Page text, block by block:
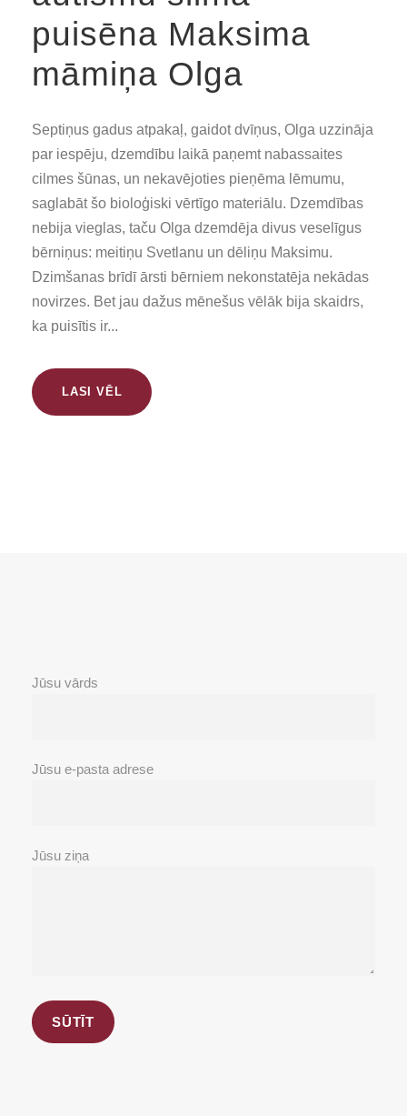
puisēna Maksima
māmiņa Olga
Septiņus gadus atpakaļ, gaidot dvīņus, Olga uzzināja
par iespēju, dzemdību laikā paņemt nabassaites
cilmes šūnas, un nekavējoties pieņēma lēmumu,
saglabāt šo bioloģiski vērtīgo materiālu. Dzemdības
nebija vieglas, taču Olga dzemdēja divus veselīgus
bērniņus: meitiņu Svetlanu un dēliņu Maksimu.
Dzimšanas brīdī ārsti bērniem nekonstatēja nekādas
novirzes. Bet jau dažus mēnešus vēlāk bija skaidrs,
ka puisītis ir...
LASI VĒL
Jūsu vārds
Jūsu e-pasta adrese
Jūsu ziņa